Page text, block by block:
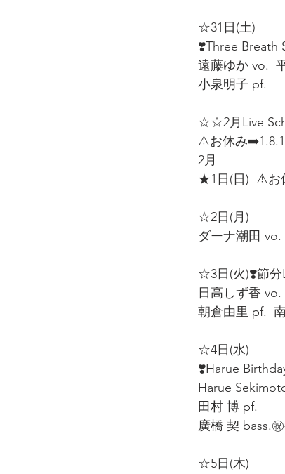
☆31日(土)
❣️Three Breath
遠藤ゆか vo.
小泉明子 pf.
☆☆2月Live
⚠️お休み
2月
★1日(日)  ⚠️お
☆2日(月)
ダーナ潮田
☆3日(火)❣️節分
日高しず香 vo.
朝倉由里 pf.
☆4日(水)
❣️Harue
Harue
田村 博 pf.
廣橋 契 bass.
☆5日(木)